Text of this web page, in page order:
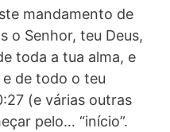
mandamento de
o Senhor, teu Deus,
toda a tua alma, e
de todo o teu
(e várias outras
pelo… “início”.